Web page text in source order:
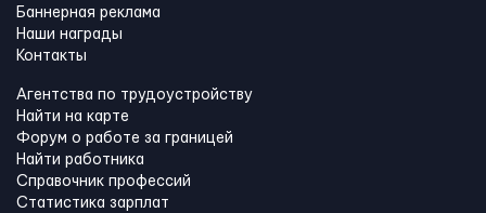
Баннерная реклама
Наши награды
Контакты
Агентства по трудоустройству
Найти на карте
Форум о работе за границей
Найти работника
Справочник профессий
Статистика зарплат